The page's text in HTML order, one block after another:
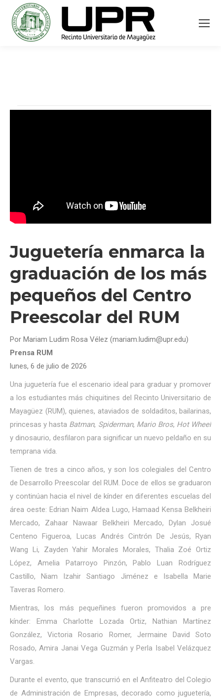
Juguetería enmarca la
graduación de los más
pequeños del Centro
Preescolar del RUM
Por Mariam Ludim Rosa Vélez (mariam.ludim@upr.edu)
Prensa RUM
lunes, 6 de julio de 2026
Una juguetería fue el escenario ideal para graduar y promover
a los estudiantes más chiquitines del Recinto Universitario de
Mayagüez (RUM), quienes, ataviados de soldaditos, bailarinas,
princesas y hasta Batman, Spiderman, Mario Bros, Hot Wheel
y dinosaurio, desfilaron para significar un nuevo peldaño en su
temprana vida.
Tienen de tres a cinco años, y son los colegiales del Centro
de Desarrollo Preescolar del RUM. Doce de ellos se graduaron
y continúan hacia el nivel de kínder en diferentes escuelas del
área oeste: Edrian Naim Aldea Lugo, Hamaad Kensa Belkheiri
Mercado, Zahaar Nawaar Belkheiri Mercado, Dylan Josué
Centeno Figueroa, Lucas Andrés Cintrón De Jesús, Ryan
Wang Li, Zayden Yahir Morales Morales, Thalia Zoé Ortiz
López, Amelia Patarroyo Pinzón, Pablo Luan Rodríguez
Castillo, Niam Izahir Santiago Jiménez e Isabella Marie
Taveras Romero.
Mientras, los más pequeñines fueron promovidos a pre
kínder: Emma Charlotte Lozada Ortiz, Nathian Martínez
González, Victoria Rosario Romer, Jermaine David Soto
Rosado, Amira Janai Vega Guzmán y Perla Isabel Velázquez
Vargas.
Durante el evento, que transcurrió en el Anfiteatro del Colegio
de Administración de Empresas, decorado como juguetería,